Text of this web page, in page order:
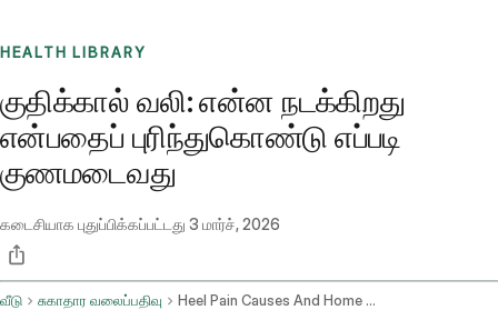
HEALTH LIBRARY
குதிக்கால் வலி: என்ன நடக்கிறது
என்பதைப் புரிந்துகொண்டு எப்படி
குணமடைவது
கடைசியாக புதுப்பிக்கப்பட்டது 3 மார்ச், 2026
வீடு சுகாதார வலைப்பதிவு Heel Pain Causes And Home Remedies